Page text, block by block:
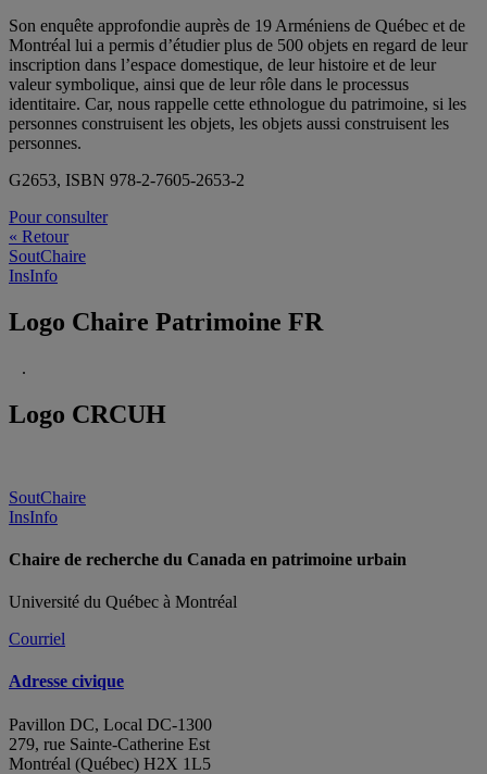
Son enquête approfondie auprès de 19 Arméniens de Québec et de
Montréal lui a permis d’étudier plus de 500 objets en regard de leur
inscription dans l’espace domestique, de leur histoire et de leur
valeur symbolique, ainsi que de leur rôle dans le processus
identitaire. Car, nous rappelle cette ethnologue du patrimoine, si les
personnes construisent les objets, les objets aussi construisent les
personnes.
G2653, ISBN 978-2-7605-2653-2
Pour consulter
« Retour
SoutChaire
InsInfo
Logo Chaire Patrimoine FR
.
Logo CRCUH
SoutChaire
InsInfo
Chaire de recherche du Canada en patrimoine urbain
Université du Québec à Montréal
Courriel
Adresse civique
Pavillon DC, Local DC-1300
279, rue Sainte-Catherine Est
Montréal (Québec) H2X 1L5